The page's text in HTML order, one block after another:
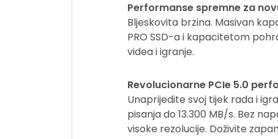
Performanse spremne za
Bljeskovita brzina. Masivan
PRO SSD-a i kapacitetom
videa i igranje.
Revolucionarne PCIe 5.0
Unaprijedite svoj tijek rada i
pisanja do 13.300 MB/s. Bez
visoke rezolucije. Doživite